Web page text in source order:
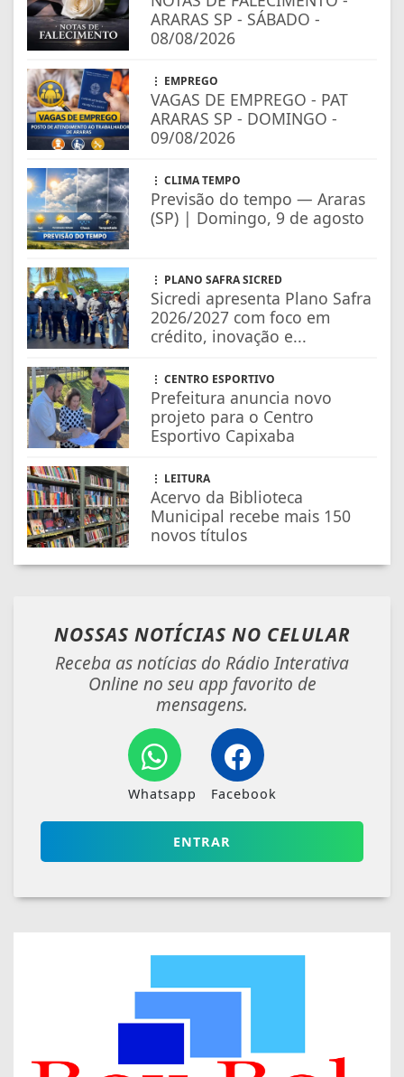
ARARAS SP - SÁBADO -
08/08/2026
EMPREGO
VAGAS DE EMPREGO - PAT
ARARAS SP - DOMINGO -
09/08/2026
CLIMA TEMPO
Previsão do tempo — Araras
(SP) | Domingo, 9 de agosto
PLANO SAFRA SICRED
Sicredi apresenta Plano Safra
2026/2027 com foco em
crédito, inovação e...
CENTRO ESPORTIVO
Prefeitura anuncia novo
projeto para o Centro
Esportivo Capixaba
LEITURA
Acervo da Biblioteca
Municipal recebe mais 150
novos títulos
NOSSAS NOTÍCIAS NO CELULAR
Receba as notícias do Rádio Interativa
Online no seu app favorito de
mensagens.
Whatsapp Facebook
ENTRAR